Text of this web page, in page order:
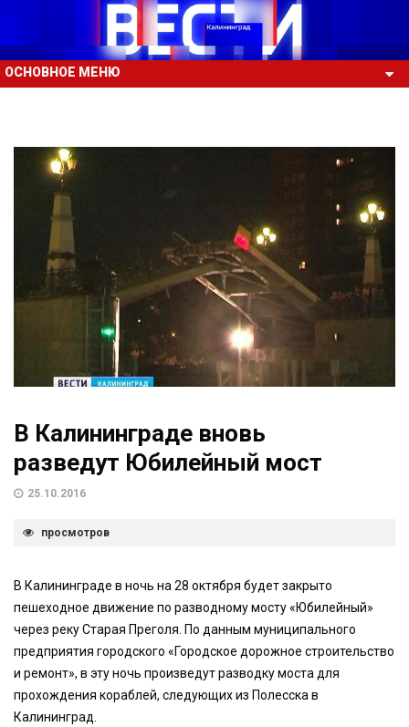
ОСНОВНОЕ МЕНЮ
В Калининграде вновь
разведут Юбилейный мост
25.10.2016
просмотров
В Калининграде в ночь на 28 октября будет закрыто
пешеходное движение по разводному мосту «Юбилейный»
через реку Старая Преголя. По данным муниципального
предприятия городского «Городское дорожное строительство
и ремонт», в эту ночь произведут разводку моста для
прохождения кораблей, следующих из Полесска в
Калининград.